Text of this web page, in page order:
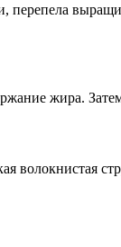
жира.